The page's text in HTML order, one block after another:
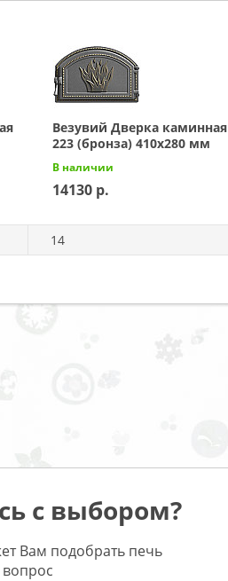
Везувий Дверка каминная
223 (бронза) 410x280 мм
В наличии
14130
14
с выбором?
Вам подобрать печь